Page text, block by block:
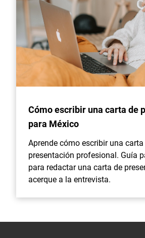
Cómo escribir una carta de
para México
Aprende cómo escribir una
presentación profesional. Guía
para redactar una carta de
acerque a la entrevista.